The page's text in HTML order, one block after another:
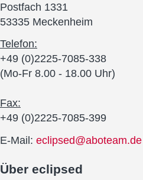
Postfach 1331
53335 Meckenheim
Telefon:
+49 (0)2225-7085-338
(Mo-Fr 8.00 - 18.00 Uhr)
Fax:
+49 (0)2225-7085-399
E-Mail: eclipsed@aboteam.de
Über eclipsed